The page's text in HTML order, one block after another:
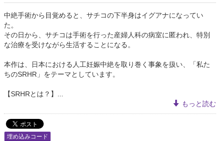
中絶手術から目覚めると、サチコの下半身はイグアナになってい
た。
その日から、サチコは手術を行った産婦人科の病室に匿われ、特別
な治療を受けながら生活することになる。
本作は、日本における人工妊娠中絶を取り巻く事象を扱い、「私た
ちのSRHR」をテーマとしています。
【SRHRとは？】...
もっと読む
埋め込みコード